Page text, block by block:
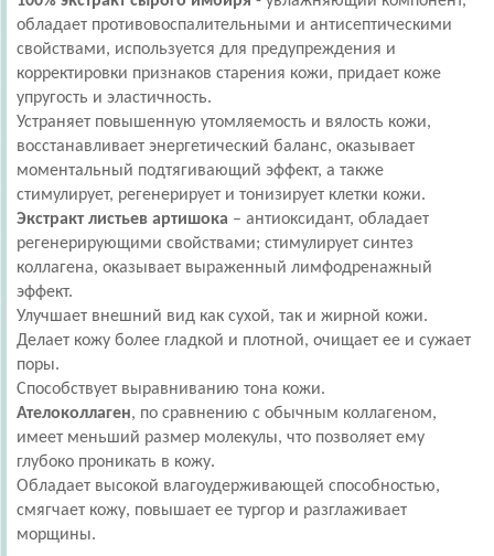
обладает противовоспалительными и антисептическими
свойствами, используется для предупреждения и
корректировки признаков старения кожи, придает коже
упругость и эластичность.
Устраняет повышенную утомляемость и вялость кожи,
восстанавливает энергетический баланс, оказывает
моментальный подтягивающий эффект, а также
стимулирует, регенерирует и тонизирует клетки кожи.
Экстракт листьев артишока – антиоксидант, обладает
регенерирующими свойствами; стимулирует синтез
коллагена, оказывает выраженный лимфодренажный
эффект.
Улучшает внешний вид как сухой, так и жирной кожи.
Делает кожу более гладкой и плотной, очищает ее и сужает
поры.
Способствует выравниванию тона кожи.
Ателоколлаген, по сравнению с обычным коллагеном,
имеет меньший размер молекулы, что позволяет ему
глубоко проникать в кожу.
Обладает высокой влагоудерживающей способностью,
смягчает кожу, повышает ее тургор и разглаживает
морщины.